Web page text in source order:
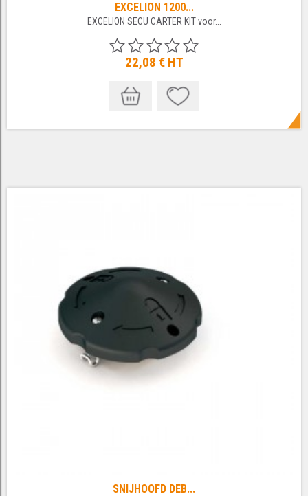
EXCELION 1200...
EXCELION SECU CARTER KIT voor...
22,08 € HT
SNIJHOOFD DEB...